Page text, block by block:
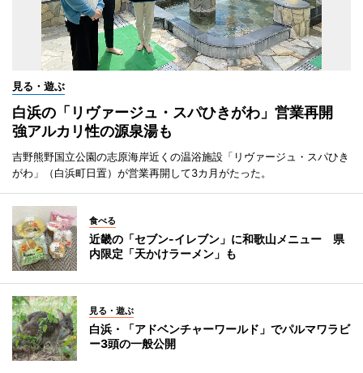
見る・遊ぶ
白浜の「リヴァージュ・スパひきがわ」営業再開
強アルカリ性の源泉湯も
吉野熊野国立公園の志原海岸近くの温浴施設「リヴァージュ・スパひき
がわ」（白浜町日置）が営業再開して3カ月がたった。
食べる
近畿の「セブン-イレブン」に和歌山メニュー 県
内限定「天かけラーメン」も
見る・遊ぶ
白浜・「アドベンチャーワールド」でパルマワラビ
ー3頭の一般公開